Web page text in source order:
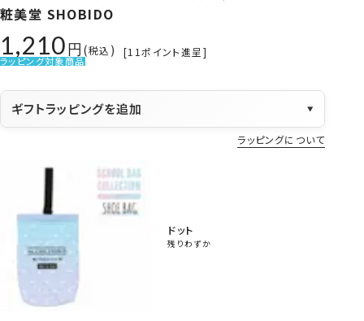
粧美堂 SHOBIDO
1,210 税込 [11ポイント進呈]
ラッピング対象商品
ギフトラッピングを追加 ▼
ラッピングについて
ドット
残りわずか